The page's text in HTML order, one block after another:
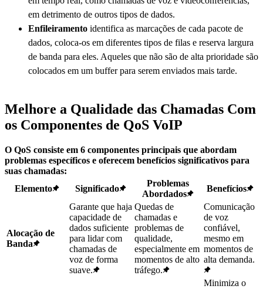
em detrimento de outros tipos de dados.
Enfileiramento identifica as marcações de cada pacote de
dados, coloca-os em diferentes tipos de filas e reserva largura
de banda para eles. Aqueles que não são de alta prioridade são
colocados em um buffer para serem enviados mais tarde.
Melhore a Qualidade das Chamadas Com
os Componentes de QoS VoIP
O QoS consiste em 6 componentes principais que abordam
problemas específicos e oferecem benefícios significativos para
suas chamadas:
Elemento
Significado
Problemas
Abordados
Benefícios
Alocação de
Banda
Garante que haja
capacidade de
dados suficiente
para lidar com
chamadas de
voz de forma
suave.
Quedas de
chamadas e
problemas de
qualidade,
especialmente em
momentos de alto
tráfego.
Comunicação
de voz
confiável,
mesmo em
momentos de
alta demanda.
Minimiza o